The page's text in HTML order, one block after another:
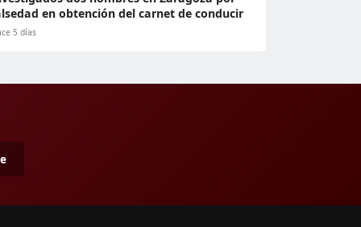
en obtención del carnet de conducir
5 días